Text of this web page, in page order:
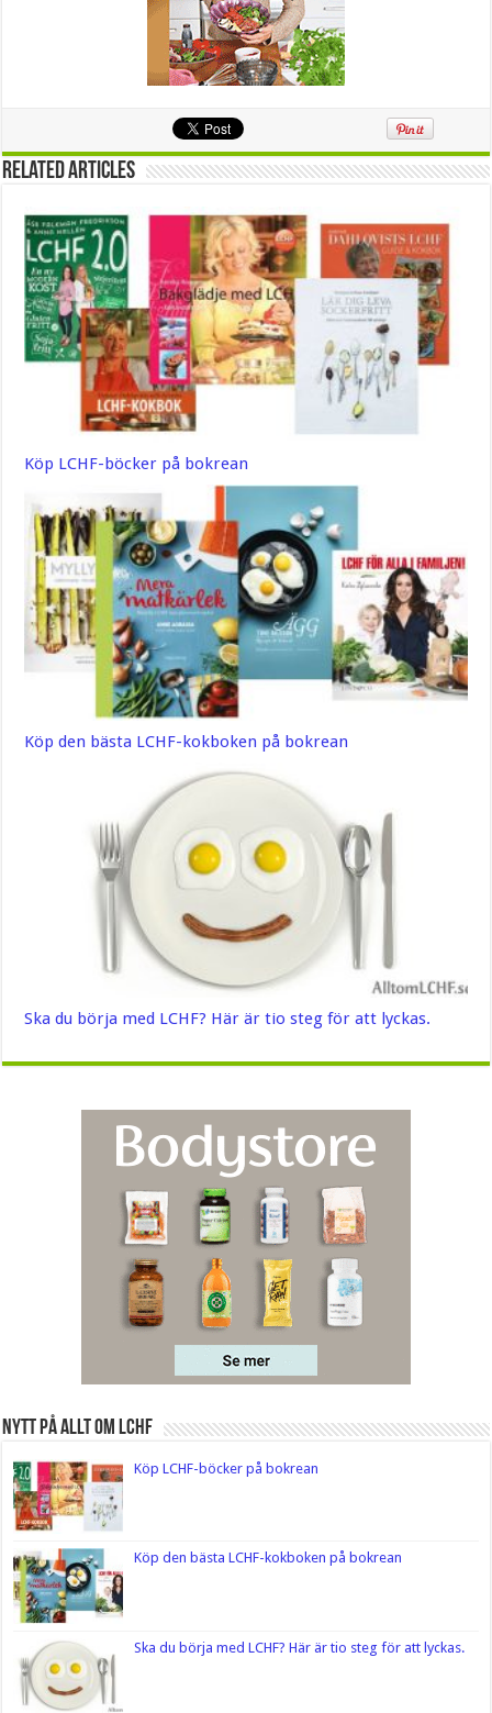
Related Articles
Köp LCHF-böcker på bokrean
Köp den bästa LCHF-kokboken på bokrean
Ska du börja med LCHF? Här är tio steg för att lyckas.
Nytt på Allt om LCHF
Köp LCHF-böcker på bokrean
Köp den bästa LCHF-kokboken på bokrean
Ska du börja med LCHF? Här är tio steg för att lyckas.